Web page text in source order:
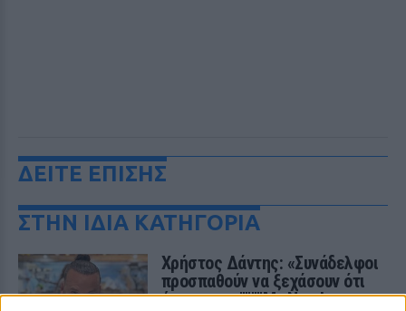
ΔΕΙΤΕ ΕΠΙΣΗΣ
ΣΤΗΝ ΙΔΙΑ ΚΑΤΗΓΟΡΙΑ
Χρήστος Δάντης: «Συνάδελφοι
προσπαθούν να ξεχάσουν ότι
έγραψα το """"My Number